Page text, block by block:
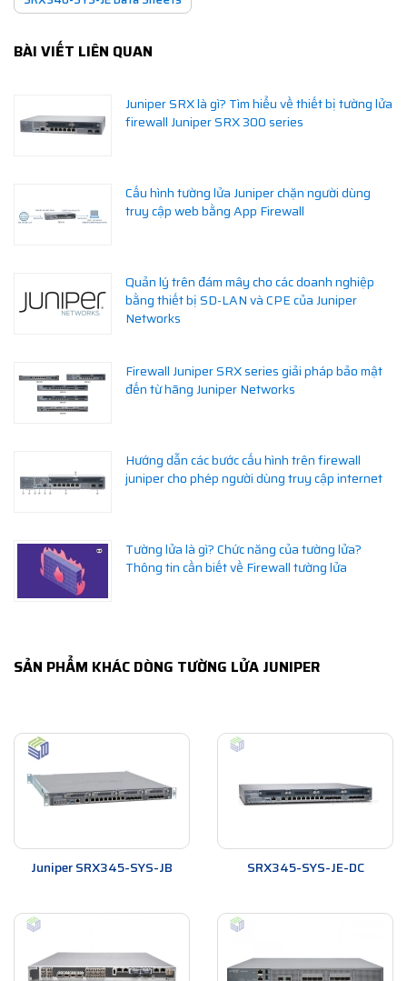
BÀI VIẾT LIÊN QUAN
Juniper SRX là gì? Tìm hiểu về thiết bị tường lửa
firewall Juniper SRX 300 series
Cấu hình tường lửa Juniper chặn người dùng
truy cập web bằng App Firewall
Quản lý trên đám mây cho các doanh nghiệp
bằng thiết bị SD-LAN và CPE của Juniper
Networks
Firewall Juniper SRX series giải pháp bảo mật
đến từ hãng Juniper Networks
Hướng dẫn các bước cấu hình trên firewall
juniper cho phép người dùng truy cập internet
Tường lửa là gì? Chức năng của tường lửa?
Thông tin cần biết về Firewall tường lửa
SẢN PHẨM KHÁC DÒNG TƯỜNG LỬA JUNIPER
Juniper SRX345-SYS-JB SRX345-SYS-JE-DC